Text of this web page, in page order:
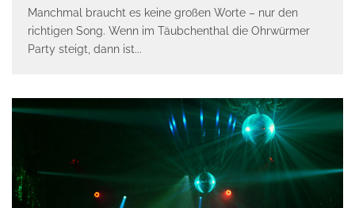
Manchmal braucht es keine großen Worte – nur den
richtigen Song. Wenn im Täubchenthal die Ohrwürmer
Party steigt, dann ist...